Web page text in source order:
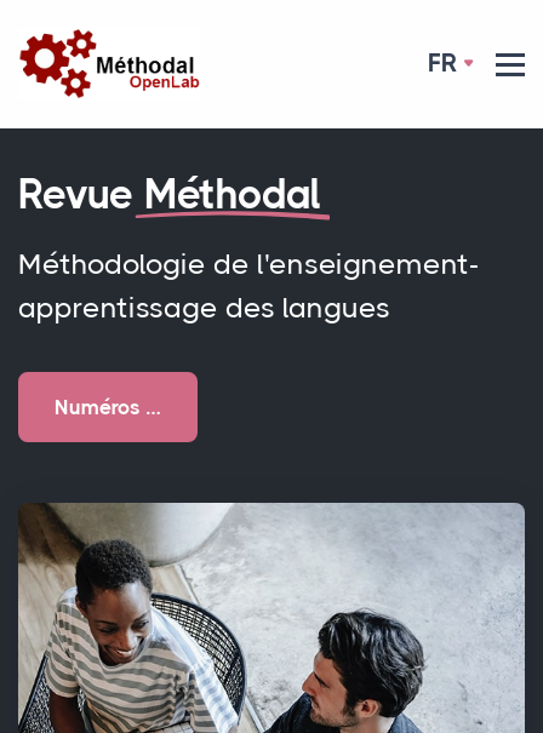
FR
Revue Méthodal
Méthodologie de l'enseignement-
apprentissage des langues
Numéros …